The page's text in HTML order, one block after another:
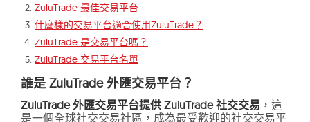
外匯入門
平台查詢
聯絡我們
開設一個免費帳戶
ZuluTrade 最佳交易平台
什麼樣的交易平台適合使用ZuluTrade？
ZuluTrade 是交易平台嗎？
ZuluTrade 交易平台名單
誰是 ZuluTrade 外匯交易平台？
ZuluTrade 外匯交易平台提供 ZuluTrade 社交交易 ，這
是一個全球社交交易社區，成為最受歡迎的社交交易平